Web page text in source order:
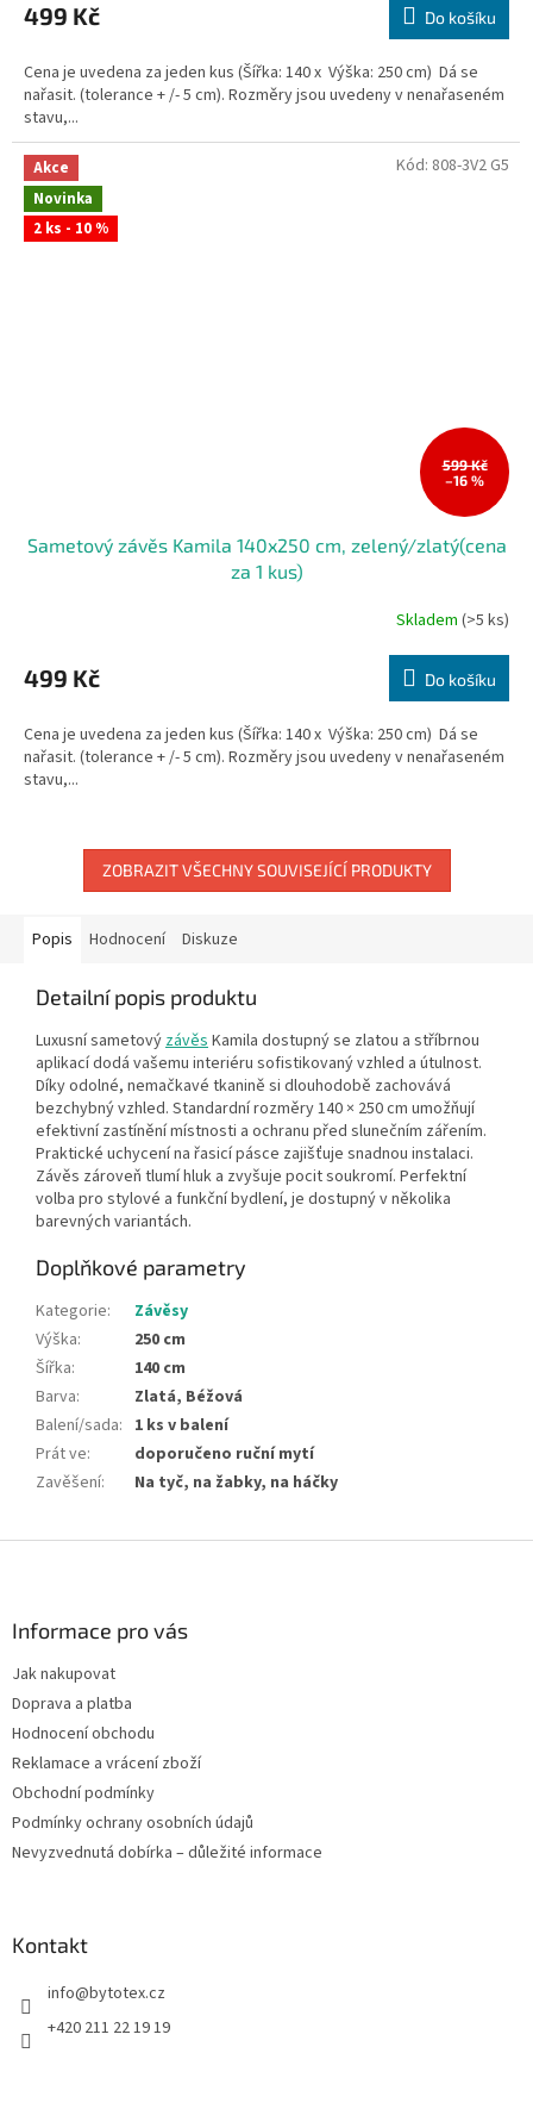
499 Kč Do košíku
Cena je uvedena za jeden kus (Šířka: 140 x Výška: 250 cm) Dá se
nařasit. (tolerance + /- 5 cm). Rozměry jsou uvedeny v nenařaseném
stavu,...
Akce
Novinka
2 ks - 10 %
599 Kč
–16 %
Sametový závěs Kamila 140x250 cm, zelený/zlatý(cena
za 1 kus)
Skladem (>5 ks)
499 Kč Do košíku
Cena je uvedena za jeden kus (Šířka: 140 x Výška: 250 cm) Dá se
nařasit. (tolerance + /- 5 cm). Rozměry jsou uvedeny v nenařaseném
stavu,...
Kód: 808-3V2 G5
ZOBRAZIT VŠECHNY SOUVISEJÍCÍ PRODUKTY
Popis Hodnocení Diskuze
Detailní popis produktu
Luxusní sametovýzávěsKamila dostupný se zlatou a stříbrnou
aplikací dodá vašemu interiéru sofistikovaný vzhled a útulnost.
Díky odolné, nemačkavé tkanině si dlouhodobě zachovává
bezchybný vzhled. Standardní rozměry 140 × 250 cm umožňují
efektivní zastínění místnosti a ochranu před slunečním zářením.
Praktické uchycení na řasicí pásce zajišťuje snadnou instalaci.
Závěs zároveň tlumí hluk a zvyšuje pocit soukromí. Perfektní
volba pro stylové a funkční bydlení, je dostupný v několika
barevných variantách.
Doplňkové parametry
Kategorie:
Závěsy
Výška:
250 cm
Šířka:
140 cm
Barva:
Zlatá, Béžová
Balení/sada: 1 ks v balení
Prát ve:
doporučeno ruční mytí
Zavěšení: Na tyč, na žabky, na háčky
Informace pro vás
Jak nakupovat
Doprava a platba
Hodnocení obchodu
Reklamace a vrácení zboží
Obchodní podmínky
Podmínky ochrany osobních údajů
Nevyzvednutá dobírka – důležité informace
Kontakt
info@bytotex.cz
+420 211 22 19 19